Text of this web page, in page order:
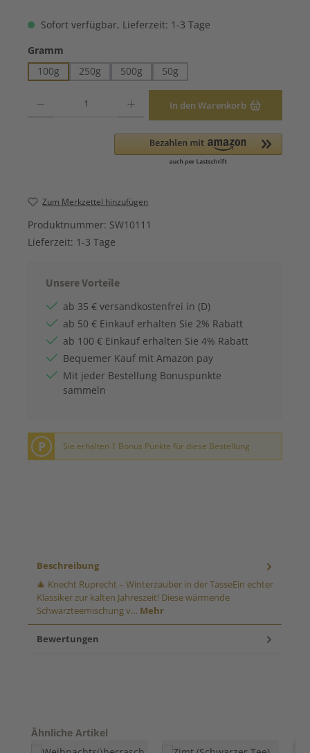
Sofort verfügbar, Lieferzeit: 1-3 Tage
Gramm
100g
250g 500g 50g
In den Warenkorb
Zum Merkzettel hinzufügen
Produktnummer: SW10111
Lieferzeit: 1-3 Tage
Unsere Vorteile
ab 35 € versandkostenfrei in (D)
ab 50 € Einkauf erhalten Sie 2% Rabatt
ab 100 € Einkauf erhalten Sie 4% Rabatt
Bequemer Kauf mit Amazon pay
Mit jeder Bestellung Bonuspunkte
sammeln
P Sie erhalten 1 Bonus Punkte für diese Bestellung
Beschreibung
🎄 Knecht Ruprecht – Winterzauber in der TasseEin echter
Klassiker zur kalten Jahreszeit! Diese wärmende
Schwarzteemischung v… Mehr
Bewertungen
Produktgalerie überspringen
Ähnliche Artikel